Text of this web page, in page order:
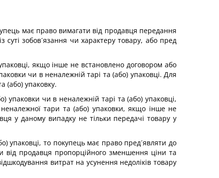
має право вимагати від продавця передання
зобов´язання чи характеру товару, або пред
якщо інше не встановлено договором або
чи в неналежній тарі та (або) упаковці. Для
(або) упаковку.
чи в неналежній тарі та (або) упаковці,
тари та (або) упаковки, якщо інше не
у даному випадку не тільки передачі товару у
упаковці, то покупець має право пред´являти до
продавця пропорційного зменшення ціни та
витрат на усунення недоліків товару